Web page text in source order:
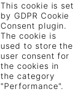
This cookie is set
by GDPR Cookie
Consent plugin.
The cookie is
used to store the
user consent for
the cookies in
the category
"Performance".